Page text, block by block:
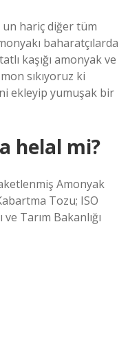
hariç diğer tüm
baharatçılarda
kaşığı amonyak ve
sıkıyoruz ki
ekleyip yumuşak bir
helal mi?
Amonyak
Tozu; ISO
Tarım Bakanlığı